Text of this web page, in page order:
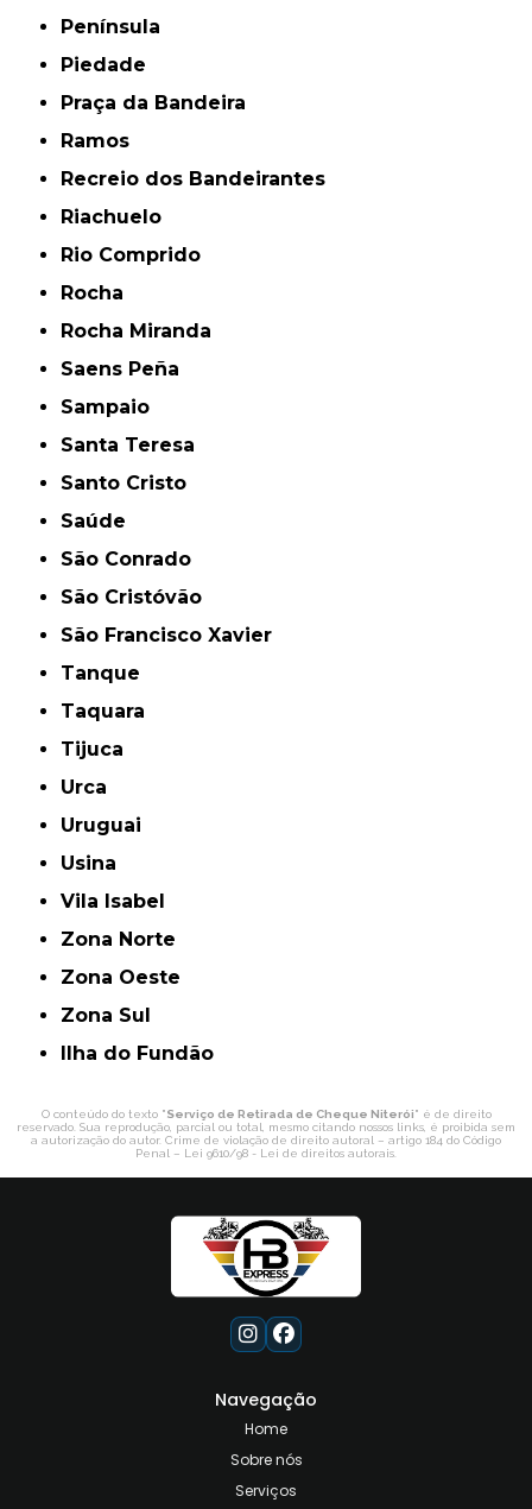
Península
Piedade
Praça da Bandeira
Ramos
Recreio dos Bandeirantes
Riachuelo
Rio Comprido
Rocha
Rocha Miranda
Saens Peña
Sampaio
Santa Teresa
Santo Cristo
Saúde
São Conrado
São Cristóvão
São Francisco Xavier
Tanque
Taquara
Tijuca
Urca
Uruguai
Usina
Vila Isabel
Zona Norte
Zona Oeste
Zona Sul
ilha do Fundão
O conteúdo do texto "Serviço de Retirada de Cheque Niterói" é de direito
reservado. Sua reprodução, parcial ou total, mesmo citando nossos links, é proibida sem
a autorização do autor. Crime de violação de direito autoral – artigo 184 do Código
Penal – Lei 9610/98 - Lei de direitos autorais.
Navegação
Home
Sobre nós
Serviços